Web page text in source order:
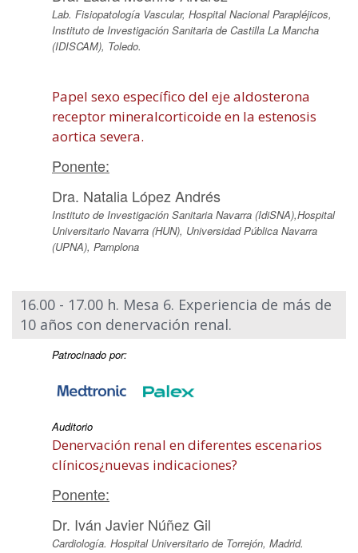
Lab. Fisiopatología Vascular, Hospital Nacional Parapléjicos,
Instituto de Investigación Sanitaria de Castilla La Mancha
(IDISCAM), Toledo.
Papel sexo específico del eje aldosterona
receptor mineralcorticoide en la estenosis
aortica severa.
Ponente:
Dra. Natalia López Andrés
Instituto de Investigación Sanitaria Navarra (IdiSNA),Hospital
Universitario Navarra (HUN), Universidad Pública Navarra
(UPNA), Pamplona
16.00 - 17.00 h. Mesa 6. Experiencia de más de
10 años con denervación renal.
Patrocinado por:
Auditorio
Denervación renal en diferentes escenarios
clínicos¿nuevas indicaciones?
Ponente:
Dr. Iván Javier Núñez Gil
Cardiología. Hospital Universitario de Torrejón, Madrid.